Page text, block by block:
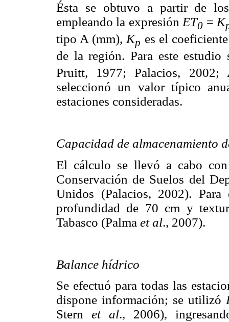
Ésta se obtuvo a partir de los
empleando la expresión ET0 = K
tipo A (mm), Kp es el
de la región. Para este
Pruitt, 1977; Palacios,
seleccionó un valor típico
estaciones consideradas.
Capacidad de almacenamiento
El cálculo se llevó a cabo
Conservación de Suelos del
Unidos (Palacios, 2002).
profundidad de 70 cm y
Tabasco (Palma et al., 2007).
Balance hídrico
Se efectuó para todas las
dispone información; se utilizó
Sternet al., 2006),